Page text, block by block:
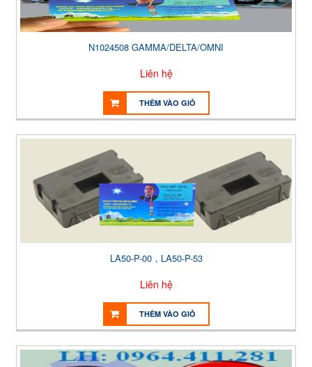
N1024508 GAMMA/DELTA/OMNI
Liên hệ
THÊM VÀO GIỎ
LA50-P-00，LA50-P-53
Liên hệ
THÊM VÀO GIỎ